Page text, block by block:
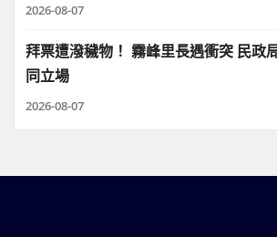
2026-08-07
拜票遭潑穢物！ 霧峰里長遇衝突 民政
同立場
2026-08-07